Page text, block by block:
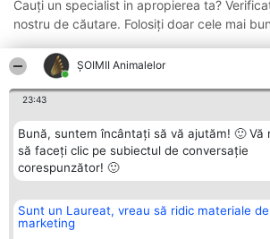
ŞOIMII Animalelor
23:43
Bună, suntem încântați să vă ajutăm! 🙂 Vă
să faceți clic pe subiectul de conversație
corespunzător! 🙂
Sunt un Laureat, vreau să ridic materiale de
marketing
Cauți un specialist in apropierea ta?
nostru de căutare. Folosiți doar cele mai
Organizator Ranking
BRIGHT SOLUTIONS BR SRL
Plebiscyt